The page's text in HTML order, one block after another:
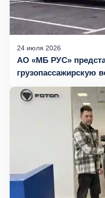
24 июля 2026
АО «МБ РУС»
грузопассажирскую
FOTON TOANO с